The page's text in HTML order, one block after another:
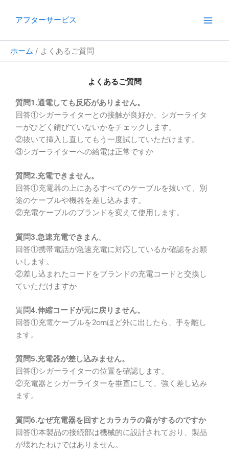
ス
アフターサービス
ホーム よくあるご質問
よくあるご質問
質問1.通電しても反応がありません。
回答①シガーライターとの接触が良好か、シガーライタ
ーがひどく錆びていないかをチェックします。
②抜いて挿入し直してもう一度試していただけます。
③シガーライターへの給電は正常ですか
質問2.充電できません。
回答①充電器の上にあるすべてのケーブルを抜いて、別
途のケーブルや機器を差し込みます。
②充電ケーブルのブランドを変えて使用します。
質問3.急速充電できまん。
回答①携帯電話が急速充電に対応しているか確認をお願
いします。
②差し込まれたコードをブランドの充電コードと交換し
ていただけますか
質問4.伸縮コードが元に戻りません。
回答①充電ケーブルを2cmほど外に出したら、手を離し
ます。
質問5.充電器が差し込みません。
回答①シガーライターの位置を確認します。
②充電器とシガーライターを垂直にして、強く差し込み
ます。
質問6.なぜ充電器を回すとカラカラの音がするのですか
回答①本製品の接続部は機械的に設計されており、製品
が壊れたわけではありません。